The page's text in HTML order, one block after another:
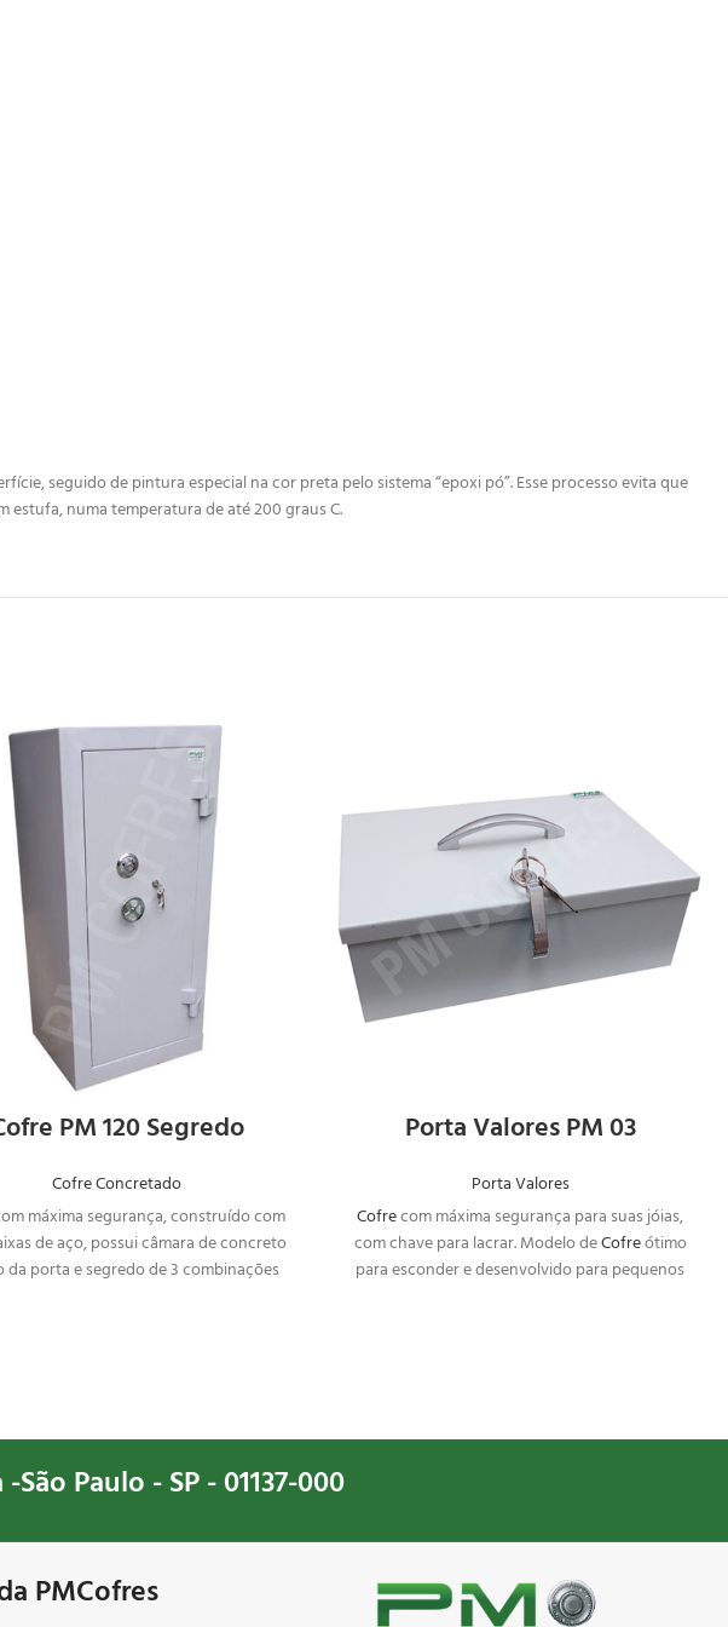
seguido de pintura especial na cor preta pelo sistema “epoxi pó”. Esse processo evita que
numa temperatura de até 200 graus C.
PM 120 Segredo
Cofre Concretado
máxima segurança, construído com
de aço, possui câmara de concreto
da porta e segredo de 3 combinações
SOLICITAR
ORÇAMENTO
Porta Valores PM 03
Porta Valores
Cofrecom máxima segurança para suas jóias,
com chave para lacrar. Modelo deCofreótimo
para esconder e desenvolvido para pequenos
SOLICITAR
ORÇAMENTO
Paulo - SP - 01137-000
PMCofres